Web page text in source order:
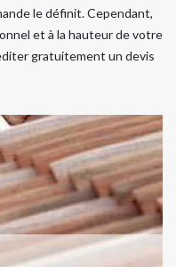
le définit. Cependant,
et à la hauteur de votre
gratuitement un devis